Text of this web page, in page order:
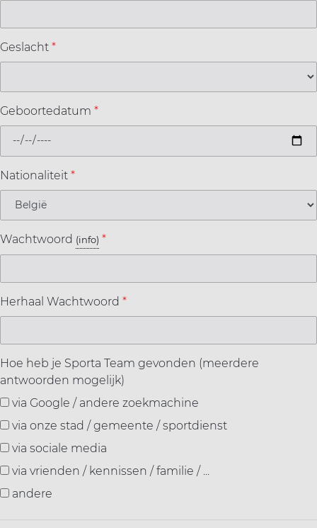
Geslacht *
Geboortedatum *
Nationaliteit *
Wachtwoord (info) *
Herhaal Wachtwoord *
Hoe heb je Sporta Team gevonden (meerdere
antwoorden mogelijk)
via Google / andere zoekmachine
via onze stad / gemeente / sportdienst
via sociale media
via vrienden / kennissen / familie / ...
andere